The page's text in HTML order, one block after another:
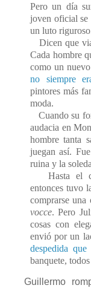
Pero un día
joven oficial se
un luto
Dicen que
Cada hombre
como un
no siempre
pintores más
moda.
Cuando su
audacia en
hombre tanta
juegan así.
ruina y la
Hasta el
entonces tuvo
comprarse una
vocce. Pero
cosas con
envió por un
despedida que
banquete,
Guillermo